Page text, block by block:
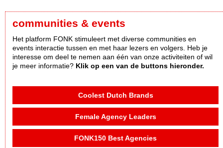
communities & events
Het platform FONK stimuleert met diverse communities en
events interactie tussen en met haar lezers en volgers. Heb je
interesse om deel te nemen aan één van onze activiteiten of wil
je meer informatie? Klik op een van de buttons hieronder.
Coolest Dutch Brands
Female Agency Leaders
FONK150 Best Agencies